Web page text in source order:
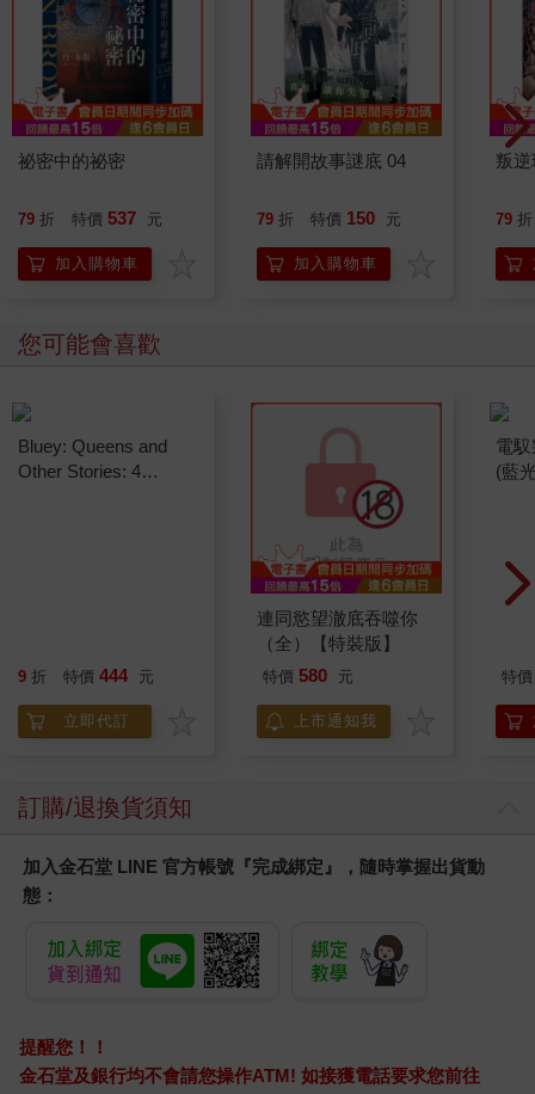
祕密中的祕密
79 折 特價 537 元
加入購物車
請解開故事謎底 04
79 折 特價 150 元
加入購物車
叛
79 折
您可能會喜歡
Stories in 1 Book.
9 折 特價 444 元
立即代訂
連同慾望澈底吞噬你
（全）【特裝版】
特價 580 元
上市通知我
特價
訂購/退換貨須知
加入金石堂 LINE 官方帳號『完成綁定』，隨時掌握出貨動
態：
提醒您！！
金石堂及銀行均不會請您操作ATM! 如接獲電話要求您前往